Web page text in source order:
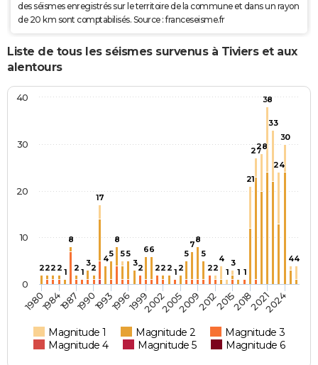
des séismes enregistrés sur le territoire de la commune et dans un rayon
de 20 km sont comptabilisés. Source : franceseisme.fr
Liste de tous les séismes survenus à Tiviers et aux
alentours
222 2 1
8
2 1
32
17
45
8
55
32
66
22 2 1 2
5
78
5
22
4
1
3
1 1
21
2728
38
33
24
30
44
Magnitude 1 Magnitude 2
Magnitude 3
Magnitude 4
Magnitude 5 Magnitude 6
198019841987199019931996199920022005200920122015201820212024
0
10
20
30
40